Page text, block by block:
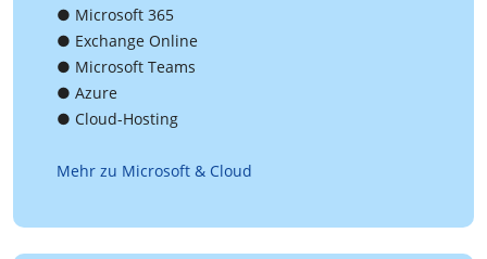
● Microsoft 365
● Exchange Online
● Microsoft Teams
● Azure
● Cloud-Hosting
Mehr zu Microsoft & Cloud